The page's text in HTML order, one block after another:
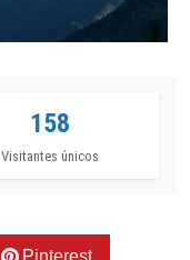
158
Visitantes únicos
Pinterest